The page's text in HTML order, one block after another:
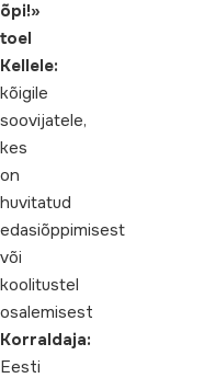
õpi!»
toel
Kellele:
kõigile
soovijatele,
kes
on
huvitatud
edasiõppimisest
või
koolitustel
osalemisest
Korraldaja:
Eesti